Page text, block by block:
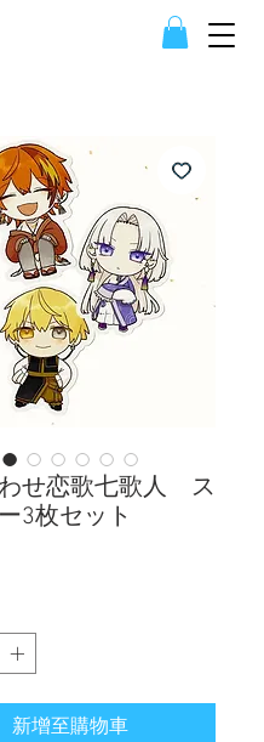
せ恋歌七歌人 ス
3枚セット
新增至購物車